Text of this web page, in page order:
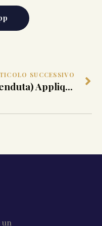
SUCCESSIVO
(Venduta) Applique ‘1944’ Max Ingrand per FontanaArte